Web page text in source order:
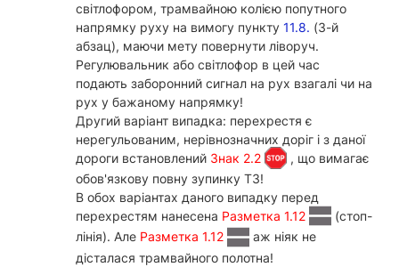
світлофором, трамвайною колією попутного
напрямку руху на вимогу пункту 11.8. (3-й
абзац), маючи мету повернути ліворуч.
Регулювальник або світлофор в цей час
подають заборонний сигнал на рух взагалі чи на
рух у бажаному напрямку!
Другий варіант випадка: перехрестя є
нерегульованим, нерівнозначних доріг і з даної
дороги встановлений Знак 2.2
, що вимагає
обов'язкову повну зупинку ТЗ!
В обох варіантах даного випадку перед
перехрестям нанесена Разметка 1.12
(стоп-
лінія). Але Разметка 1.12
аж ніяк не
дісталася трамвайного полотна!